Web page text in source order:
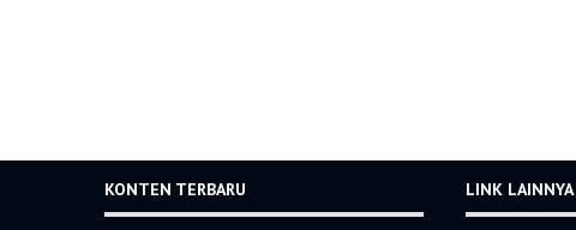
KONTEN TERBARU LINK LAINNYA